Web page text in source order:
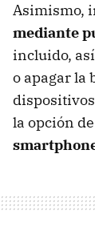
Asimismo,
mediante
incluido,
o apagar la
la opción de